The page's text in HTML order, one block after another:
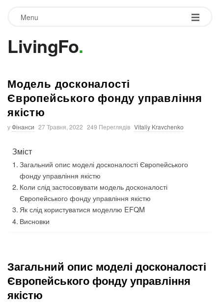
Menu
LivingFo.
Модель досконалості
Європейського фонду управління
якістю
уФінанси 27 Травня, 2022 249 Переглядів Vitaliy Kravchenko
Зміст
Загальний опис моделі досконалості Європейського
фонду управління якістю
Коли слід застосовувати модель досконалості
Європейського фонду управління якістю
Як слід користуватися моделлю EFQM
Висновки
Загальний опис моделі досконалості
Європейського фонду управління
якістю